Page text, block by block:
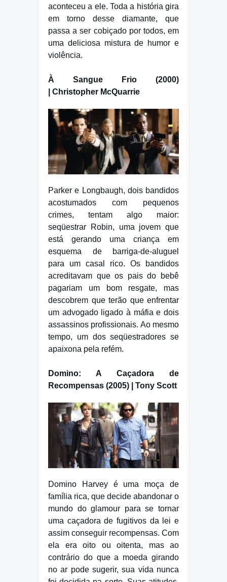
aconteceu a ele. Toda a história gira
em torno desse diamante, que
passa a ser cobiçado por todos, em
uma deliciosa mistura de humor e
violência.
À Sangue Frio (2000)
| Christopher McQuarrie
Parker e Longbaugh, dois bandidos
acostumados com pequenos
crimes, tentam algo maior:
seqüestrar Robin, uma jovem que
está gerando uma criança em
esquema de barriga-de-aluguel
para um casal rico. Os bandidos
acreditavam que os pais do bebê
pagariam um bom resgate, mas
descobrem que terão que enfrentar
um advogado ligado à máfia e dois
assassinos profissionais. Ao mesmo
tempo, um dos seqüestradores se
apaixona pela refém.
Domino: A Caçadora de
Recompensas (2005) | Tony Scott
Domino Harvey é uma moça de
família rica, que decide abandonar o
mundo do glamour para se tornar
uma caçadora de fugitivos da lei e
assim conseguir recompensas. Com
ela era oito ou oitenta, mas ao
contrário do que a moeda girando
no ar pode sugerir, sua vida nunca